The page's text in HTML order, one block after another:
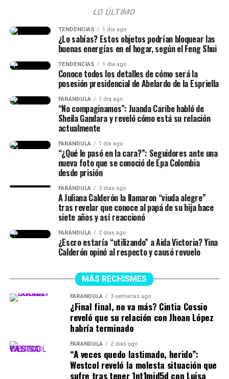
gente no entendió esa parte.
Hice la historia diciendo hace
cuánto conocí al papá de mi
hija, lo conocí hace siete años
(…) Duramos un tiempo
separados y cantidad de cosas
(…) No diré nada hasta que él
quiera hablar del tema”,
señaló.
Finalmente, la chica dejó en evidencia que durante ese
lapso de tiempo no siempre estuvieron juntos, y
tuvieron idas y venidas.
@juliethpaolaberdu7 #LIVEIncentiveProgram
#SideHustleLIVE #PaidPartnership
#yinacalderonoficial
#julianacalderon ♬ sonido original – Julieth
LO ÚLTIMO
TENDENCIAS 1 día ago
¿Lo sabías? Estos objetos podrían bloquear las
buenas energías en el hogar, según el Feng Shui
TENDENCIAS 1 día ago
Conoce todos los detalles de cómo será la
posesión presidencial de Abelardo de la Espriella
FARÁNDULA 1 día ago
“No compaginamos”: Juanda Caribe habló de
Sheila Gandara y reveló cómo está su relación
actualmente
FARÁNDULA 1 día ago
“¿Qué le pasó en la cara?”: Seguidores ante una
nueva foto que se conoció de Epa Colombia
desde prisión
FARÁNDULA 2 días ago
A Juliana Calderón la llamaron “viuda alegre”
tras revelar que conoce al papá de su hija hace
siete años y así reaccionó
FARÁNDULA 2 días ago
¿Escro estaría “utilizando” a Aida Victoria? Yina
Calderón opinó al respecto y causó revuelo
MÁS RECHISMES
FARÁNDULA 3 semanas ago
¿Final final, no va más? Cintia Cossio
reveló que su relación con Jhoan López
habría terminado
FARÁNDULA 2 días ago
“A veces quedo lastimado, herido”:
Westcol reveló la molesta situación que
sufre tras tener 1nt1mid5d con Luisa